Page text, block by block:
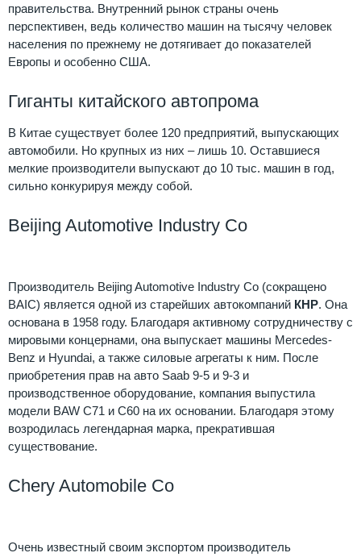
правительства. Внутренний рынок страны очень
перспективен, ведь количество машин на тысячу человек
населения по прежнему не дотягивает до показателей
Европы и особенно США.
Гиганты китайского автопрома
В Китае существует более 120 предприятий, выпускающих
автомобили. Но крупных из них – лишь 10. Оставшиеся
мелкие производители выпускают до 10 тыс. машин в год,
сильно конкурируя между собой.
Beijing Automotive Industry Co
Производитель Beijing Automotive Industry Co (сокращено
BAIC) является одной из старейших автокомпаний КНР. Она
основана в 1958 году. Благодаря активному сотрудничеству с
мировыми концернами, она выпускает машины Mercedes-
Benz и Hyundai, а также силовые агрегаты к ним. После
приобретения прав на авто Saab 9-5 и 9-3 и
производственное оборудование, компания выпустила
модели BAW C71 и С60 на их основании. Благодаря этому
возродилась легендарная марка, прекратившая
существование.
Chery Automobile Co
Очень известный своим экспортом производитель